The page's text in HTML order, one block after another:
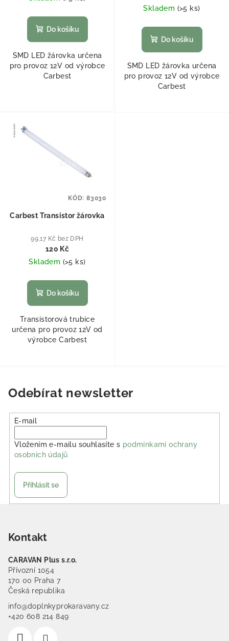
Do košíku
SMD LED žárovka určena
pro provoz 12V od výrobce
Carbest
Skladem (>5 ks)
Do košíku
SMD LED žárovka určena
pro provoz 12V od výrobce
Carbest
Carbest Transistor žárovka
99,17 Kč bez DPH
120 Kč
Skladem (>5 ks)
Do košíku
Transistorová trubice
určena pro provoz 12V od
výrobce Carbest
KÓD: 83030
Odebírat newsletter
E-mail
Vložením e-mailu souhlasíte s podmínkami ochrany
osobních údajů
Přihlásit se
Kontakt
CARAVAN Plus s.r.o.
Přívozní 1054
170 00 Praha 7
Česká republika
info@doplnkyprokaravany.cz
+420 608 214 849